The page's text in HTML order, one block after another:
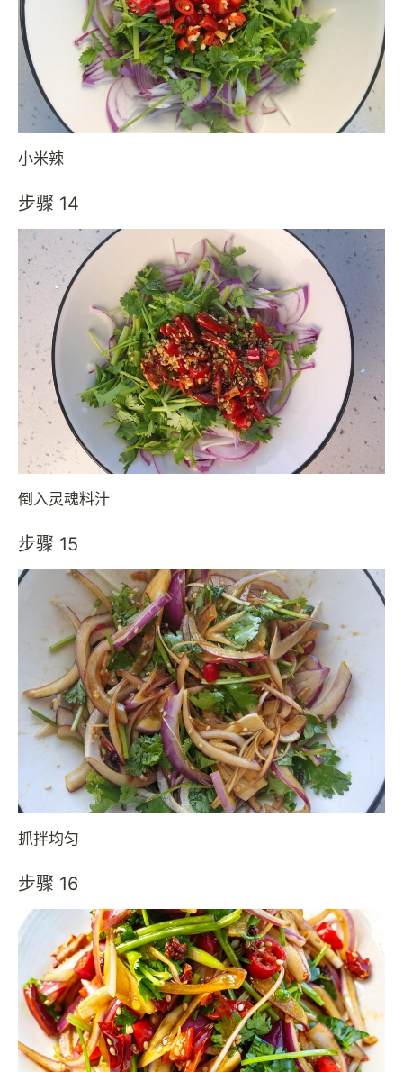
小米辣
步骤 14
倒入灵魂料汁
步骤 15
抓拌均匀
步骤 16